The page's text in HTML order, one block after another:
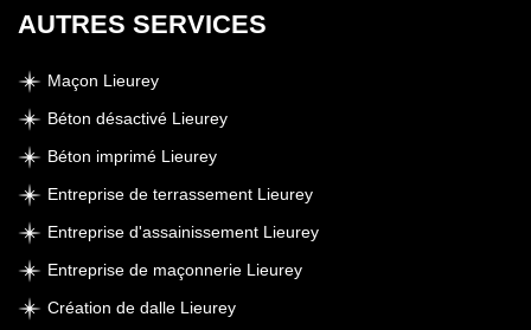
AUTRES SERVICES
Maçon Lieurey
Béton désactivé Lieurey
Béton imprimé Lieurey
Entreprise de terrassement Lieurey
Entreprise d'assainissement Lieurey
Entreprise de maçonnerie Lieurey
Création de dalle Lieurey